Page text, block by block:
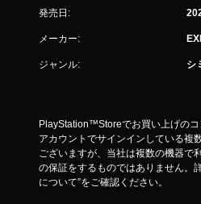
発売日:
メーカー:
ジャンル: シ
PlayStation™Storeでお買い上げの
アカウントでサインインしている複
ございますが、当社は複数の機器で
の保証をするものではありません。
について”をご確認ください。